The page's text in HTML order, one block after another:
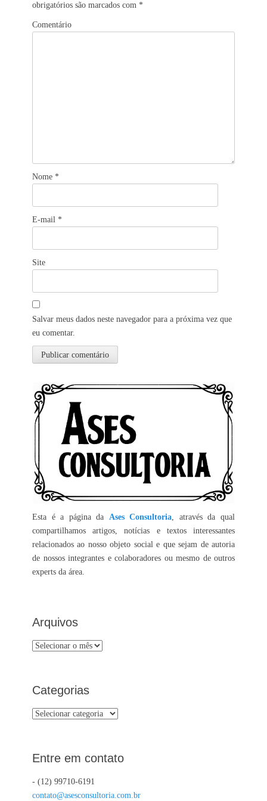
obrigatórios são marcados com *
Comentário
Nome *
E-mail *
Site
Salvar meus dados neste navegador para a próxima vez que
eu comentar.
Esta é a página da Ases Consultoria , através da qual
compartilhamos artigos, notícias e textos interessantes
relacionados ao nosso objeto social e que sejam de autoria
de nossos integrantes e colaboradores ou mesmo de outros
experts da área.
Arquivos
Arquivos
Categorias
Categorias
Entre em contato
- (12) 99710-6191
contato@asesconsultoria.com.br